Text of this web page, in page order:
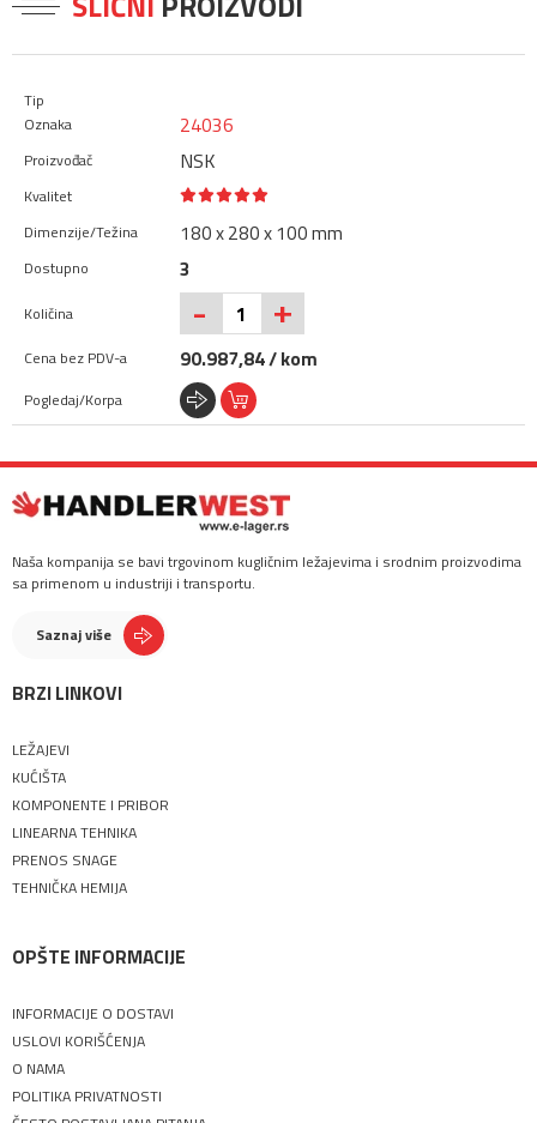
24036
NSK
180 x 280 x 100 mm
3
- +
90.987,84 / kom
Naša kompanija se bavi trgovinom kugličnim ležajevima i srodnim proizvodima
sa primenom u industriji i transportu.
Saznaj više
BRZI LINKOVI
LEŽAJEVI
KUĆIŠTA
KOMPONENTE I PRIBOR
LINEARNA TEHNIKA
PRENOS SNAGE
TEHNIČKA HEMIJA
OPŠTE INFORMACIJE
INFORMACIJE O DOSTAVI
USLOVI KORIŠĆENJA
O NAMA
POLITIKA PRIVATNOSTI